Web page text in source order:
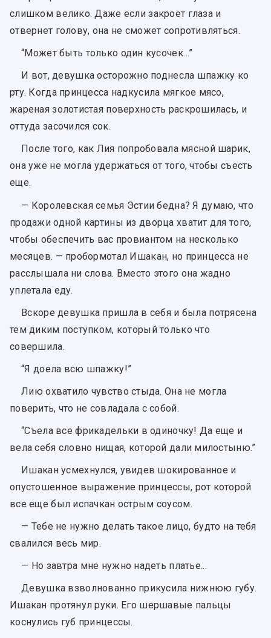
слишком велико. Даже если закроет глаза и
отвернет голову, она не сможет сопротивляться.
“Может быть только один кусочек…”
И вот, девушка осторожно поднесла шпажку ко
рту. Когда принцесса надкусила мягкое мясо,
жареная золотистая поверхность раскрошилась, и
оттуда засочился сок.
После того, как Лия попробовала мясной шарик,
она уже не могла удержаться от того, чтобы съесть
еще.
— Королевская семья Эстии бедна? Я думаю, что
продажи одной картины из дворца хватит для того,
чтобы обеспечить вас провиантом на несколько
месяцев. — пробормотал Ишакан, но принцесса не
расслышала ни слова. Вместо этого она жадно
уплетала еду.
Вскоре девушка пришла в себя и была потрясена
тем диким поступком, который только что
совершила.
“Я доела всю шпажку!”
Лию охватило чувство стыда. Она не могла
поверить, что не совладала с собой.
“Съела все фрикадельки в одиночку! Да еще и
вела себя словно нищая, которой дали милостыню.”
Ишакан усмехнулся, увидев шокированное и
опустошенное выражение принцессы, рот которой
все еще был испачкан острым соусом.
— Тебе не нужно делать такое лицо, будто на тебя
свалился весь мир.
— Но завтра мне нужно надеть платье...
Девушка взволнованно прикусила нижнюю губу.
Ишакан протянул руки. Его шершавые пальцы
коснулись губ принцессы.